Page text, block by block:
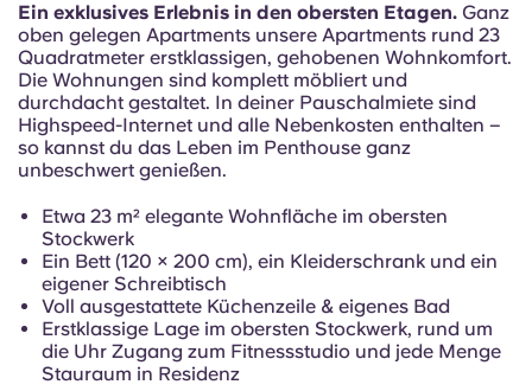
French
Portuguese
Ein exklusives Erlebnis in den obersten Etagen. Ganz
oben gelegen Apartments unsere Apartments rund 23
Quadratmeter erstklassigen, gehobenen Wohnkomfort.
Die Wohnungen sind komplett möbliert und
durchdacht gestaltet. In deiner Pauschalmiete sind
Highspeed-Internet und alle Nebenkosten enthalten –
so kannst du das Leben im Penthouse ganz
unbeschwert genießen.
Etwa 23 m² elegante Wohnfläche im obersten
Stockwerk
Ein Bett (120 × 200 cm), ein Kleiderschrank und ein
eigener Schreibtisch
Voll ausgestattete Küchenzeile & eigenes Bad
Erstklassige Lage im obersten Stockwerk, rund um
die Uhr Zugang zum Fitnessstudio und jede Menge
Stauraum in Residenz